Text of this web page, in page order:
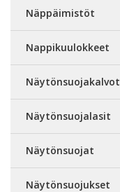
Näppäimistöt
Nappikuulokkeet
Näytönsuojakalvot
Näytönsuojalasit
Näytönsuojat
Näytönsuojukset